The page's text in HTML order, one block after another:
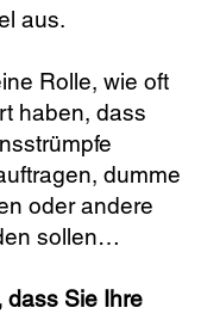
aus.
Rolle, wie oft
haben, dass
dumme
oder andere
sollen…
dass Sie Ihre